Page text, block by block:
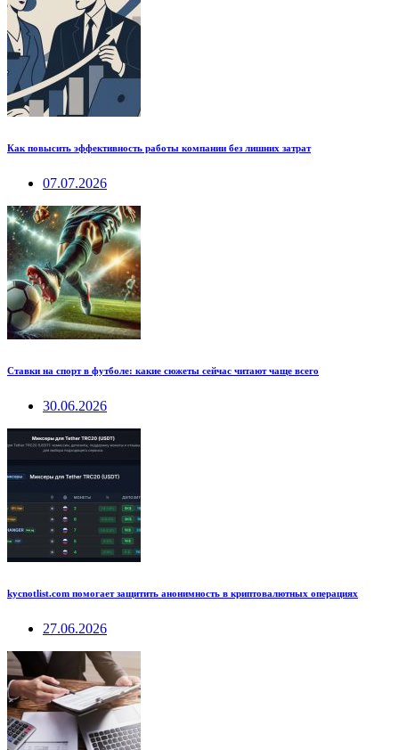
Как повысить эффективность работы компании без лишних затрат
07.07.2026
Ставки на спорт в футболе: какие сюжеты сейчас читают чаще всего
30.06.2026
kycnotlist.com помогает защитить анонимность в криптовалютных операциях
27.06.2026